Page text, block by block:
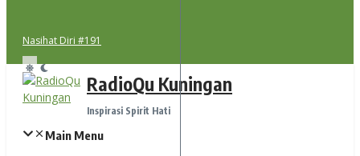
Nasihat Diri #191
RadioQu Kuningan
Inspirasi Spirit Hati
Main Menu